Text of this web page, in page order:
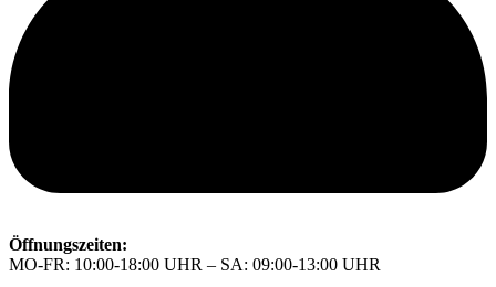
Öffnungszeiten:
MO-FR: 10:00-18:00 UHR – SA: 09:00-13:00 UHR